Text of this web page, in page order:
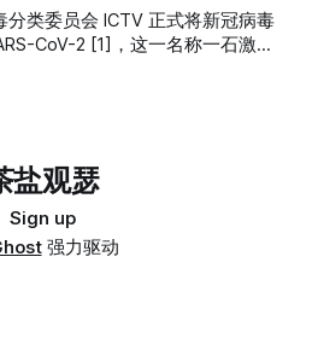
立的非官方、不以盈利为目的的社
发起、近百名 .NET
我们交融，悲其所悲，忧其所忧，
，使这腌臜病毒肆虐的每一寸土地
因为一条微博求助而愤怒又怜悯，
大理没道理，曾经因为谣言的此起
购买链接。我们真相与谣言之间寻
对谣言说不。我们共同对抗阴谋论
分类委员会 ICTV 正式将新冠病毒
CoV-2 [1]，这一名称一石激起
），也有人强烈建议要求国际病
因此它们可能相互矛盾或与随后的
图将这些信息索引起来，以资各位
肺炎疫情联防联控」将“新型冠状
新型冠状病毒肺炎”，简称“新冠肺
盐观瑟
Sign up
强力驱动